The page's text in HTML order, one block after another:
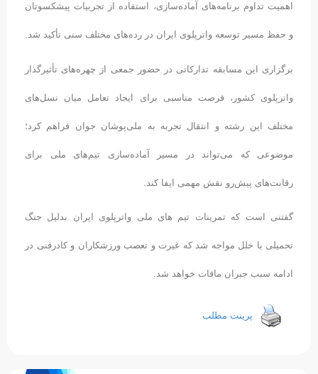
اهمیت تداوم برنامه‌های آماده‌سازی، استفاده از تجربیات پیشکسوتان
و حفظ مسیر توسعه واترپلوی ایران در رده‌های مختلف سنی تأکید شد.
برگزاری این مسابقه تدارکاتی در حضور جمعی از چهره‌های تأثیرگذار
واترپلوی کشور، فرصت مناسبی برای ایجاد تعامل میان نسل‌های
مختلف این رشته و انتقال تجربه به ملی‌پوشان جوان فراهم کرد؛
موضوعی که می‌تواند در مسیر آماده‌سازی تیم‌های ملی برای
رقابت‌های پیش‌رو نقش مهمی ایفا کند.
گفتنی است که تمرینات تیم های ملی واترپلوی ایران بدلیل جنگ
تحمیلی با خلل مواجه شد که غیرت و تعصب ورزشکاران و کادرفنی در
ادامه سبب جبران مافات خواهد شد.
پرینت مطلب